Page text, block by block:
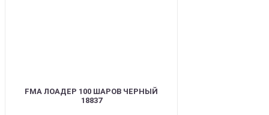
FMA ЛОАДЕР 100 ШАРОВ ЧЕРНЫЙ
18837